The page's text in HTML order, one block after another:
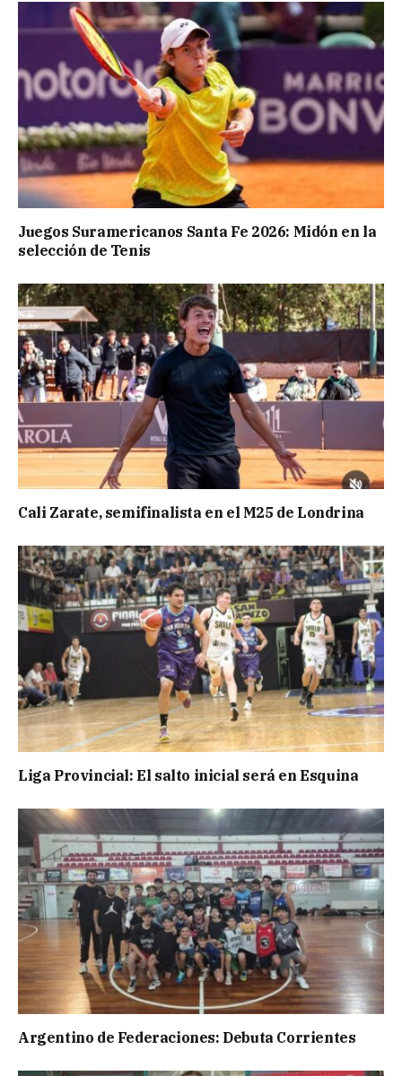
Juegos Suramericanos Santa Fe 2026: Midón en la
selección de Tenis
Cali Zarate, semifinalista en el M25 de Londrina
Liga Provincial: El salto inicial será en Esquina
Argentino de Federaciones: Debuta Corrientes